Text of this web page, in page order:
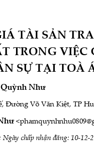
TÀI SẢN
TRONG VIỆC
SỰ TẠI TOÀ
Quỳnh Như
Đường Võ Văn Kiệt, TP
chấp nhận đăng: 10-12-